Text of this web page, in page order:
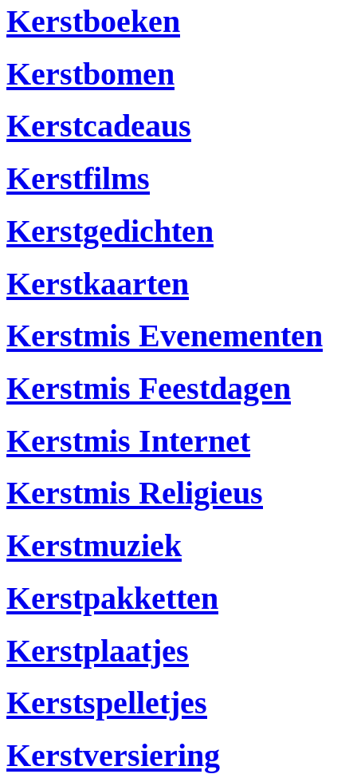
Kerstboeken
Kerstbomen
Kerstcadeaus
Kerstfilms
Kerstgedichten
Kerstkaarten
Kerstmis Evenementen
Kerstmis Feestdagen
Kerstmis Internet
Kerstmis Religieus
Kerstmuziek
Kerstpakketten
Kerstplaatjes
Kerstspelletjes
Kerstversiering